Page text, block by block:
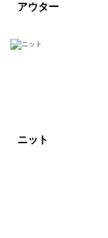
パープル
ゴールド
アウター
ニット